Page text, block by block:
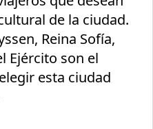
de la ciudad.
Reina Sofía,
Ejército son el
esta ciudad